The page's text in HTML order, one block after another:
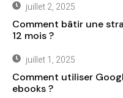
juillet 2, 2025
Comment bâtir une
12 mois ?
juillet 1, 2025
Comment utiliser
ebooks ?